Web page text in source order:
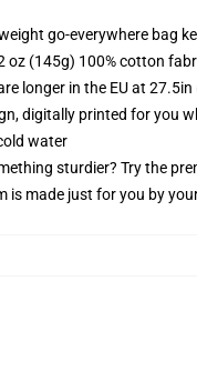
go-everywhere bag
oz (145g) 100% cotton
longer in the EU at 27.5in
digitally printed for you
water
sturdier? Try the
is made just for you by